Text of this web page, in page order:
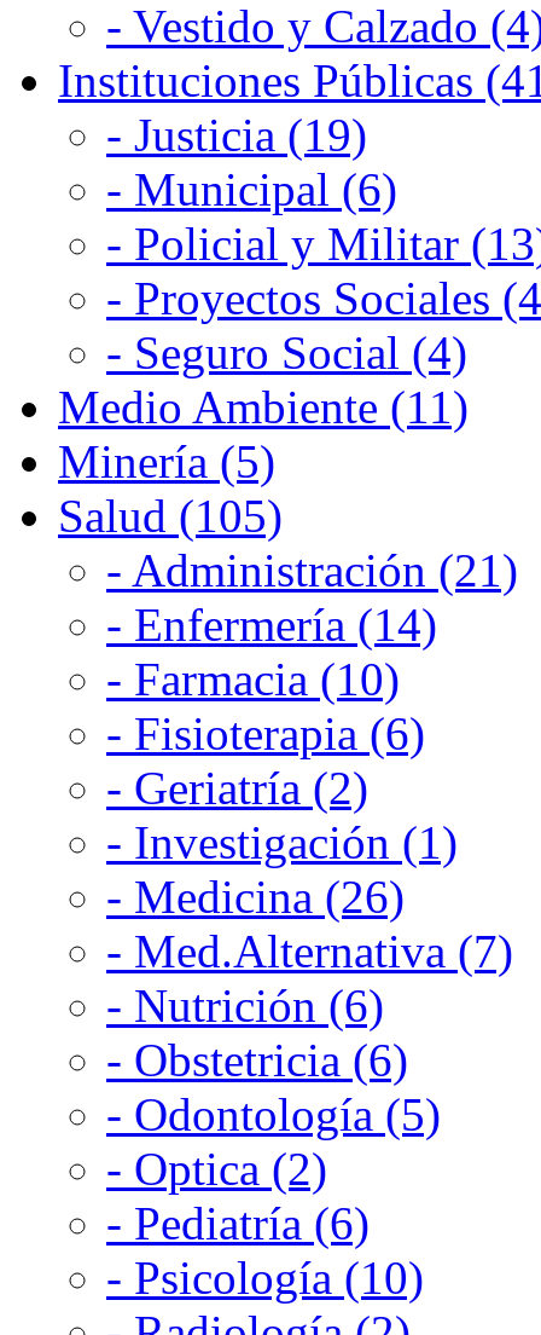
- Vestido y Calzado
Instituciones Públicas
- Justicia (19)
- Municipal (6)
- Policial y Militar
- Proyectos Sociales
- Seguro Social (4)
Medio Ambiente (11)
Minería (5)
Salud (105)
- Administración (21)
- Enfermería (14)
- Farmacia (10)
- Fisioterapia (6)
- Geriatría (2)
- Investigación (1)
- Medicina (26)
- Med.Alternativa (7)
- Nutrición (6)
- Obstetricia (6)
- Odontología (5)
- Optica (2)
- Pediatría (6)
- Psicología (10)